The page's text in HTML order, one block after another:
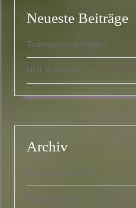
Neueste Beiträge
Trampolinspringen
HULA HOOP
Archiv
September 2021
August 2021